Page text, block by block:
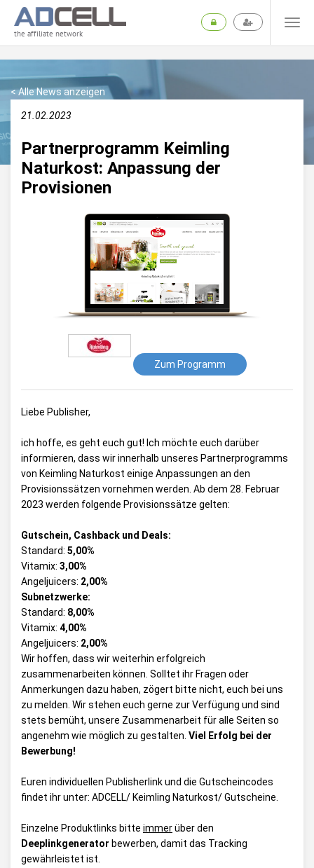
the affiliate network
< Alle News anzeigen
21.02.2023
Partnerprogramm Keimling
Naturkost: Anpassung der
Provisionen
Zum Programm
Liebe Publisher,
ich hoffe, es geht euch gut! Ich möchte euch darüber
informieren, dass wir innerhalb unseres Partnerprogramms
von Keimling Naturkost einige Anpassungen an den
Provisionssätzen vornehmen werden. Ab dem 28. Februar
2023 werden folgende Provisionssätze gelten:
Gutschein, Cashback und Deals:
Standard: 5,00%
Vitamix: 3,00%
Angeljuicers: 2,00%
Subnetzwerke:
Standard: 8,00%
Vitamix: 4,00%
Angeljuicers: 2,00%
Wir hoffen, dass wir weiterhin erfolgreich
zusammenarbeiten können. Solltet ihr Fragen oder
Anmerkungen dazu haben, zögert bitte nicht, euch bei uns
zu melden. Wir stehen euch gerne zur Verfügung und sind
stets bemüht, unsere Zusammenarbeit für alle Seiten so
angenehm wie möglich zu gestalten. Viel Erfolg bei der
Bewerbung!
Euren individuellen Publisherlink und die Gutscheincodes
findet ihr unter: ADCELL/ Keimling Naturkost/ Gutscheine
Einzelne Produktlinks bitte immerüber den
Deeplinkgenerator bewerben, damit das Tracking
gewährleistet ist.